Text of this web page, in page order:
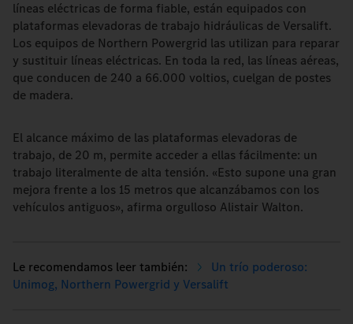
líneas eléctricas de forma fiable, están equipados con
plataformas elevadoras de trabajo hidráulicas de Versalift.
Los equipos de Northern Powergrid las utilizan para reparar
y sustituir líneas eléctricas. En toda la red, las líneas aéreas,
que conducen de 240 a 66.000 voltios, cuelgan de postes
de madera.
El alcance máximo de las plataformas elevadoras de
trabajo, de 20 m, permite acceder a ellas fácilmente: un
trabajo literalmente de alta tensión. «Esto supone una gran
mejora frente a los 15 metros que alcanzábamos con los
vehículos antiguos», afirma orgulloso Alistair Walton.
Un trío poderoso:
Unimog, Northern Powergrid y Versalift